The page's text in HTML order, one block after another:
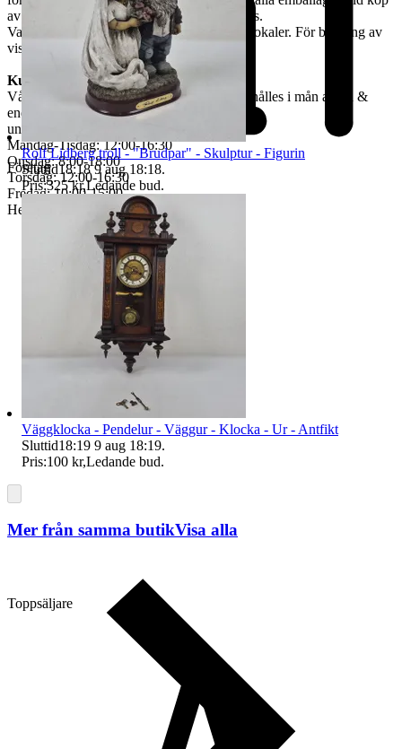
av skrymmande gods, måste bärhjälp medtas.
Varorna finns att titta på vid begäran i våra lokaler. För bokning av
visning kontakta oss, se nedan.
Kundservice & Öppettider
Vår kundservice bedrivs via e-post. Svar erhålles i mån av tid &
endast
under våra öppettider.
Måndag-Tisdag: 12:00-16:30
Onsdag: 8:00-18:00
Torsdag: 12:00-16:30
Fredag: 10:00-15:00
Helgdagar & röda dagar STÄNGT
Företag
Toppsäljare
Rolf Lidberg troll - "Brudpar" - Skulptur - Figurin
Sluttid18:18 9 aug 18:18.
Pris:325 kr,Ledande bud.
Väggklocka - Pendelur - Väggur - Klocka - Ur - Antfikt
Sluttid18:19 9 aug 18:19.
Pris:100 kr,Ledande bud.
Mer från samma butikVisa alla